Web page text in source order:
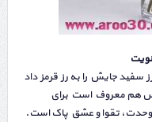
سفید جایش را به رز قرمز داد
هم معروف است برای
وحدت، تقوا و عشق پاک است.